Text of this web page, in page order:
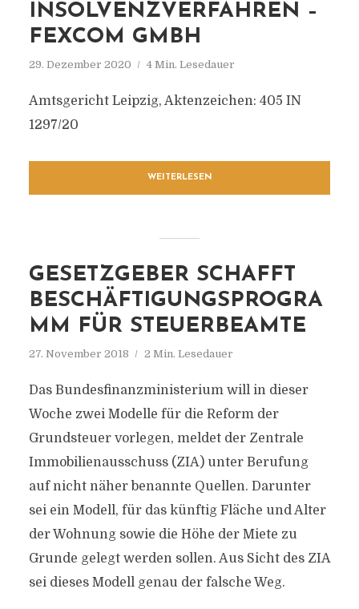
INSOLVENZVERFAHREN –
FEXCOM GMBH
29. Dezember 2020 4 Min. Lesedauer
Amtsgericht Leipzig, Aktenzeichen: 405 IN
1297/20
WEITERLESEN
GESETZGEBER SCHAFFT
BESCHÄFTIGUNGSPROGRA
MM FÜR STEUERBEAMTE
27. November 2018 2 Min. Lesedauer
Das Bundesfinanzministerium will in dieser
Woche zwei Modelle für die Reform der
Grundsteuer vorlegen, meldet der Zentrale
Immobilienausschuss (ZIA) unter Berufung
auf nicht näher benannte Quellen. Darunter
sei ein Modell, für das künftig Fläche und Alter
der Wohnung sowie die Höhe der Miete zu
Grunde gelegt werden sollen. Aus Sicht des ZIA
sei dieses Modell genau der falsche Weg.